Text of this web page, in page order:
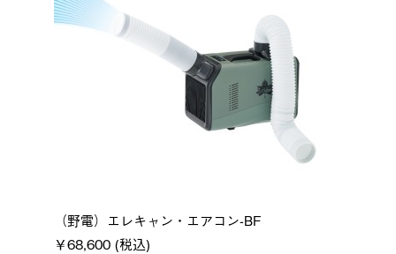
（野電）エレキャン・エアコン-BF
￥68,600 (税込)